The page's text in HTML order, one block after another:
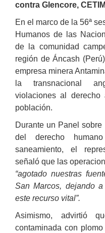
contra Glencore, CETIM
En el marco de la 56ª
Humanos de las
de la comunidad
región de Áncash
empresa minera
la transnacional
violaciones al
población.
Durante un Panel
del derecho
saneamiento, el
señaló que las
“agotado nuestras
San Marcos, dejando
este recurso vital”.
Asimismo, advirtió
contaminada con